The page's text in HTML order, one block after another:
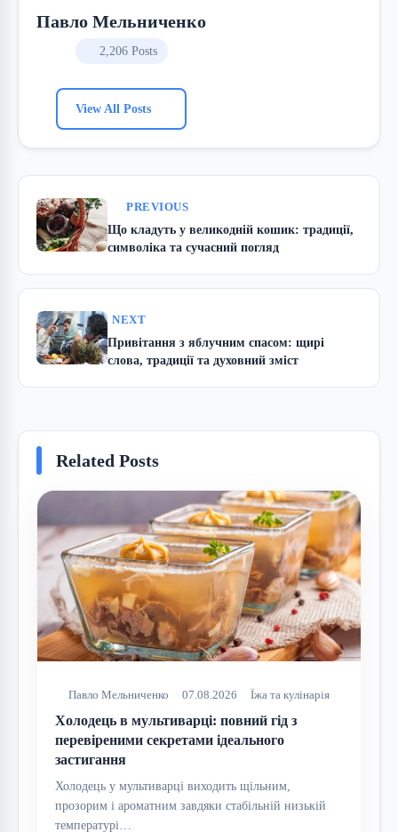
Павло Мельниченко
2,206 Posts
View All Posts
PREVIOUS
Що кладуть у великодній кошик: традиції,
символіка та сучасний погляд
NEXT
Привітання з яблучним спасом: щирі
слова, традиції та духовний зміст
Related Posts
Павло Мельниченко 07.08.2026 Їжа та кулінарія
Холодець в мультиварці: повний гід з
перевіреними секретами ідеального
застигання
Холодець у мультиварці виходить щільним,
прозорим і ароматним завдяки стабільній низькій
температурі…